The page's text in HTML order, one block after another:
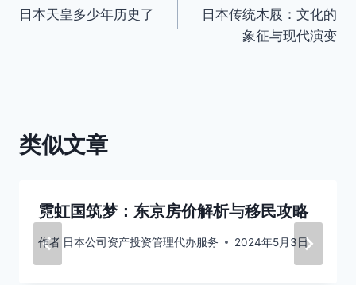
章
日本天皇多少年历史了
日本传统木屐：文化的
象征与现代演变
类似文章
霓虹国筑梦：东京房价解析与移民攻略
作者 日本公司资产投资管理代办服务 2024年5月3日